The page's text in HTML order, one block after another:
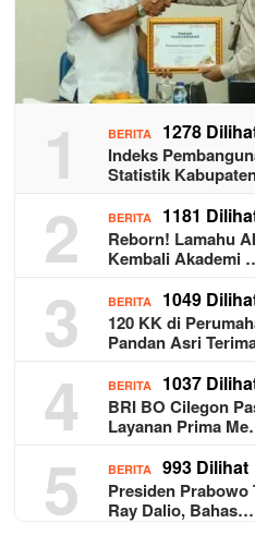
1 BERITA 1278
Indeks
Statistik
2 BERITA 1181
Reborn! Lamahu
Kembali Akademi
3 BERITA 1049
120 KK di
Pandan Asri
4 BERITA 1037
BRI BO Cilegon
Layanan Prima
5 BERITA 993 Dilihat
Presiden Prabowo
Ray Dalio, Bahas…